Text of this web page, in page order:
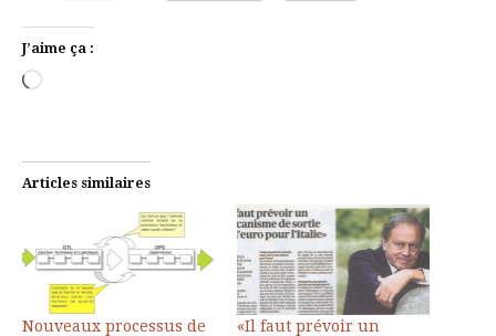
J’aime ça :
Chargement…
Articles similaires
Nouveaux processus de
«Il faut prévoir un